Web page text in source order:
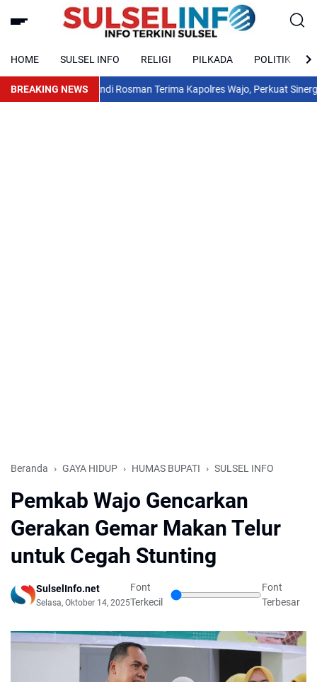
HOME SULSEL INFO RELIGI PILKADA POLITIK
BREAKING NEWS
Bupati Andi Rosman Terima Kapolres Wajo, Perkuat Sinergi
Beranda GAYA HIDUP HUMAS BUPATI SULSEL INFO
Pemkab Wajo Gencarkan
Gerakan Gemar Makan Telur
untuk Cegah Stunting
SulselInfo.net
Selasa, Oktober 14, 2025
Font
Terkecil
Font
Terbesar